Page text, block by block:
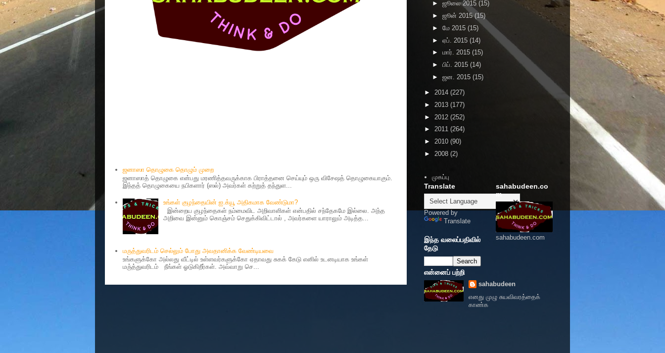
ஜனாஸா தொழுகை தொழும் முறை
ஜனாஸாத் தொழுகை என்பது மரணித்தவருக்காக பிராத்தனை செய்யும் ஒரு விசேஷத் தொழுகையாகும்.
இந்தத் தொழுகையை நபிகளார் (ஸல்) அவர்கள் கற்றுத் தந்துள...
உங்கள் குழந்தையின் ஐ.க்யூ அதிகமாக வேண்டுமா?
இன்றைய குழந்தைகள் நம்மைவிட அறிவாளிகள் என்பதில் சந்தேகமே இல்லை. அந்த
அறிவை இன்னும் கொஞ்சம் செதுக்கிவிட்டால் , அவர்களை யாராலும் அடித்த...
மருத்துவரிடம் செல்லும் போது அவதானிக்க வேண்டியவை
உங்களுக்கோ அல்லது வீட்டில் உள்ளவர்களுக்கோ ஏதாவது சுகக் கேடு எனில் உடனடியாக உங்கள்
மரு்த்துவரிடம் நீங்கள் ஓடுகிறீர்கள். அவ்வாறு செ...
► ஜூலை 2015 (15)
► ஜூன் 2015(15)
► மே 2015 (15)
► ஏப். 2015 (14)
► மார். 2015 (15)
► பிப். 2015 (14)
► ஜன. 2015 (15)
► 2014 (227)
► 2013 (177)
► 2012 (252)
► 2011 (264)
► 2010 (90)
► 2008 (2)
முகப்பு
Translate
Powered by
Translate
இந்த வலைப்பதிவில்
தேடு
sahabudeen.co
m
sahabudeen.com
என்னைப் பற்றி
sahabudeen
எனது முழு சுயவிவரத்தைக்
காண்க